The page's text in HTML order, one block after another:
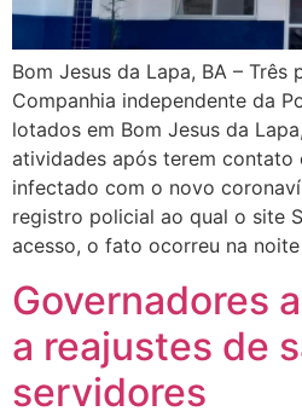
Bom Jesus da Lapa, BA – Três
Companhia independente da
lotados em Bom Jesus da
atividades após terem contato
infectado com o novo
registro policial ao qual o site
acesso, o fato ocorreu na
Governadores
a reajustes de
servidores